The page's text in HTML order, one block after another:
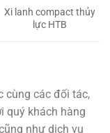
Xi lanh compact thủy
lực HTB
cùng các đối tác,
quý khách hàng
như dịch vụ